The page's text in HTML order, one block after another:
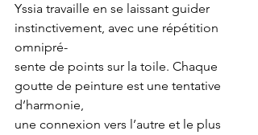
Yssia travaille en se laissant guider
instinctivement, avec une répétition
omnipré-
sente de points sur la toile. Chaque
goutte de peinture est une tentative
d’harmonie,
une connexion vers l’autre et le plus